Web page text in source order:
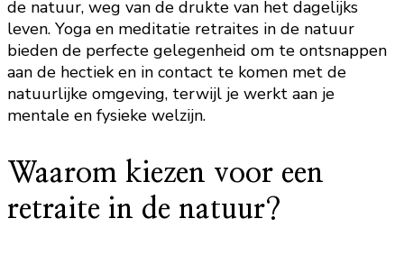
de natuur, weg van de drukte van het dagelijks
leven. Yoga en meditatie retraites in de natuur
bieden de perfecte gelegenheid om te ontsnappen
aan de hectiek en in contact te komen met de
natuurlijke omgeving, terwijl je werkt aan je
mentale en fysieke welzijn.
Waarom kiezen voor een
retraite in de natuur?